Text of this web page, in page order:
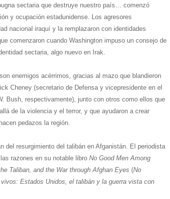
sectaria que destruye nuestro país… comenzó
y ocupación estadunidense. Los agresores
nacional iraquí y la remplazaron con identidades
comenzaron cuando Washington impuso un consejo de
sectaria, algo nuevo en Irak.
enemigos acérrimos, gracias al mazo que blandieron
Cheney (secretario de Defensa y vicepresidente en el
Bush, respectivamente), junto con otros como ellos que
de la violencia y el terror, y que ayudaron a crear
pedazos la región.
del resurgimiento del talibán en Afganistán. El periodista
razones en su notable libroNo Good Men Among
Taliban, and the War through Afghan Eyes (No
Estados Unidos, el talibán y la guerra vista con